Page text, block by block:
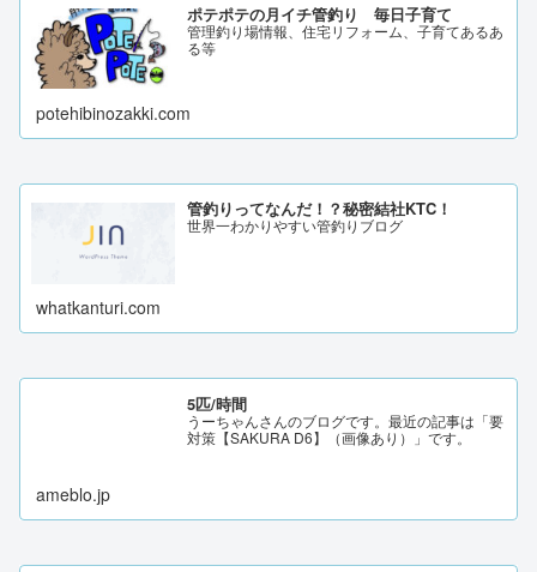
ポテポテの月イチ管釣り 毎日子育て
管理釣り場情報、住宅リフォーム、子育てあるあ
る等
potehibinozakki.com
管釣りってなんだ！？秘密結社KTC！
世界一わかりやすい管釣りブログ
whatkanturi.com
5匹/時間
うーちゃんさんのブログです。最近の記事は「要
対策【SAKURA D6】（画像あり）」です。
ameblo.jp